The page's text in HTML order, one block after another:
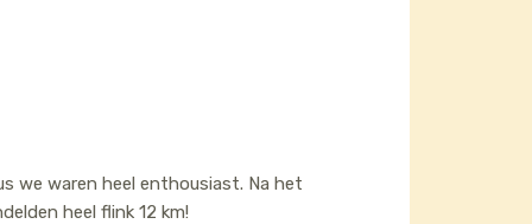
we waren heel enthousiast. Na het
heel flink 12 km!